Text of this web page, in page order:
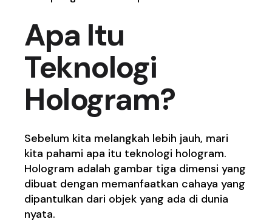
Apa Itu
Teknologi
Hologram?
Sebelum kita melangkah lebih jauh, mari
kita pahami apa itu teknologi hologram.
Hologram adalah gambar tiga dimensi yang
dibuat dengan memanfaatkan cahaya yang
dipantulkan dari objek yang ada di dunia
nyata.